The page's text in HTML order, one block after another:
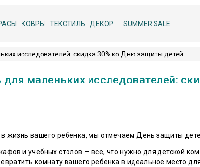
КОВРЫ ТЕКСТИЛЬ ДЕКОР SUMMER SALE
исследователей: скидка 30% ко Дню защиты детей
маленьких исследователей:
в жизнь вашего ребенка, мы отмечаем День защиты
и учебных столов — все, что нужно для детской
комнату вашего ребенка в идеальное место